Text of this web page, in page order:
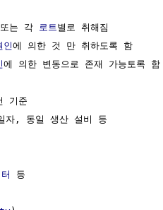
는 각 로트 별로 취해짐
인에 의한 것 만 취하도록 함
에 의한 변동으로 존재 가능토록 함
기준
, 동일 생산 설비 등
등